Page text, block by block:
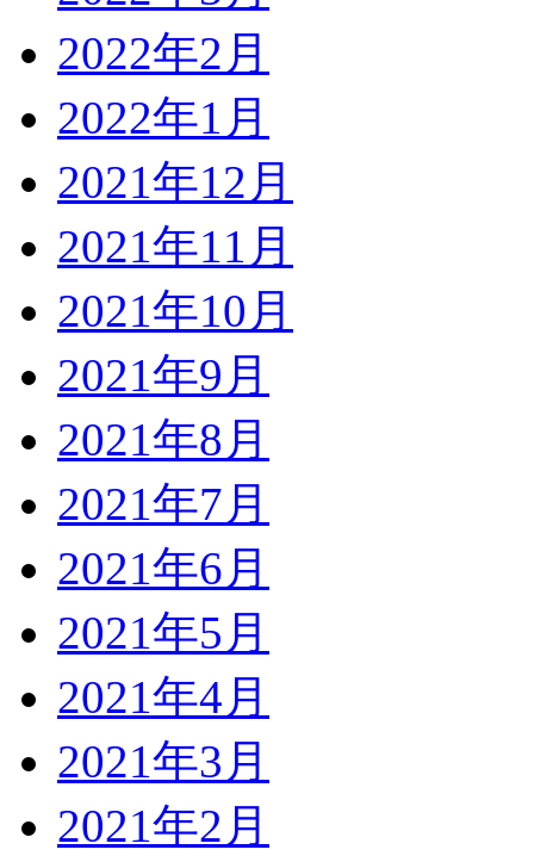
2022年2月
2022年1月
2021年12月
2021年11月
2021年10月
2021年9月
2021年8月
2021年7月
2021年6月
2021年5月
2021年4月
2021年3月
2021年2月